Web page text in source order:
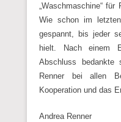
„Waschmaschine“ für
Wie schon im
gespannt, bis jeder
hielt. Nach einem
Abschluss bedankte
Renner bei allen
Kooperation und das
Andrea Renner